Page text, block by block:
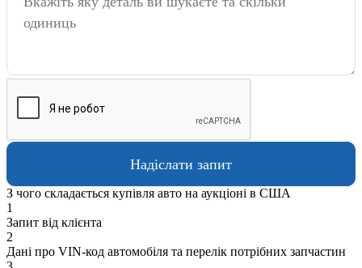
З чого складається купівля авто на аукціоні в США
1
Запит від клієнта
2
Дані про VIN-код автомобіля та перелік потрібних запчастин